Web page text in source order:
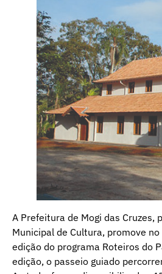
A Prefeitura de Mogi das Cruzes,
Municipal de Cultura, promove
edição do programa Roteiros do
edição, o passeio guiado